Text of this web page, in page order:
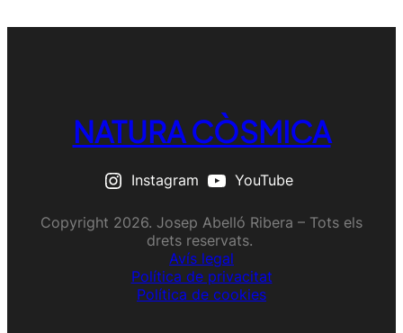
NATURA CÒSMICA
Instagram YouTube
Copyright 2026. Josep Abelló Ribera – Tots els
drets reservats.
Avís legal
Política de privacitat
Política de cookies